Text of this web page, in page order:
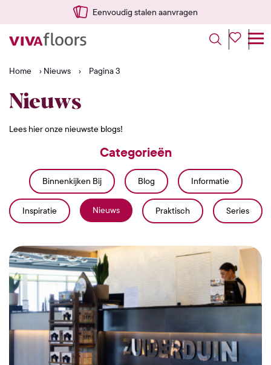
Snel vanuit NL geleverd
Home › Nieuws › Pagina 3
Nieuws
Lees hier onze nieuwste blogs!
Categorieën
Binnenkijken Bij Blog Informatie
Inspiratie Nieuws Praktisch Series